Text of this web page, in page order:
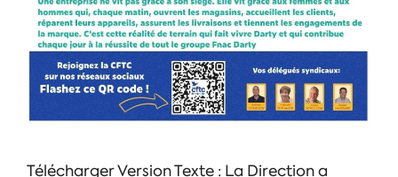
Télécharger Version Texte : La Direction a